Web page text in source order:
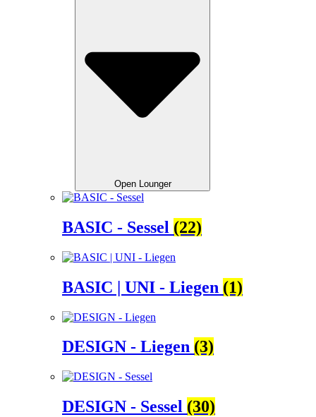
Open Lounger
BASIC - Sessel (22)
BASIC | UNI - Liegen (1)
DESIGN - Liegen (3)
DESIGN - Sessel (30)